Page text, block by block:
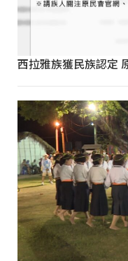
西拉雅族獲民族認定